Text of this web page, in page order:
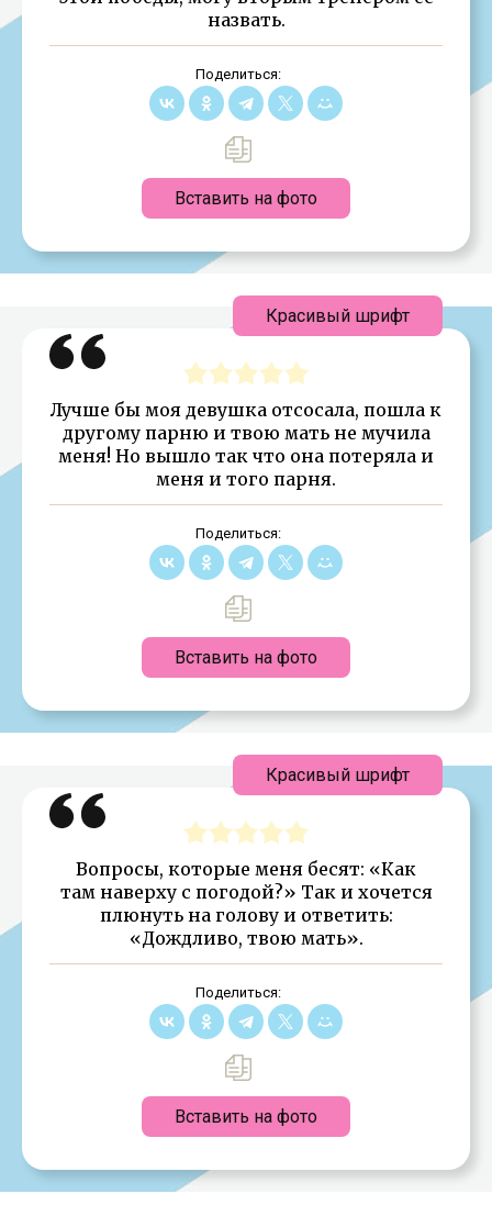
назвать.
Поделиться:
Вставить на фото
Лучше бы моя девушка отсосала, пошла к
другому парню и твою мать не мучила
меня! Hо вышло так что она потеряла и
меня и того парня.
Поделиться:
Вставить на фото
Красивый шрифт
Вопросы, которые меня бесят: «Как
там наверху с погодой?» Так и хочется
плюнуть на голову и ответить:
«Дождливо, твою мать».
Поделиться:
Вставить на фото
Красивый шрифт